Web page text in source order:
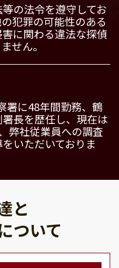
の法令を遵守してお
犯罪の可能性のある
に関わる違法な探偵
せん。
署に48年間勤務、鶴
長を歴任し、現在は
弊社従業員への調査
いただいておりま
と
ついて